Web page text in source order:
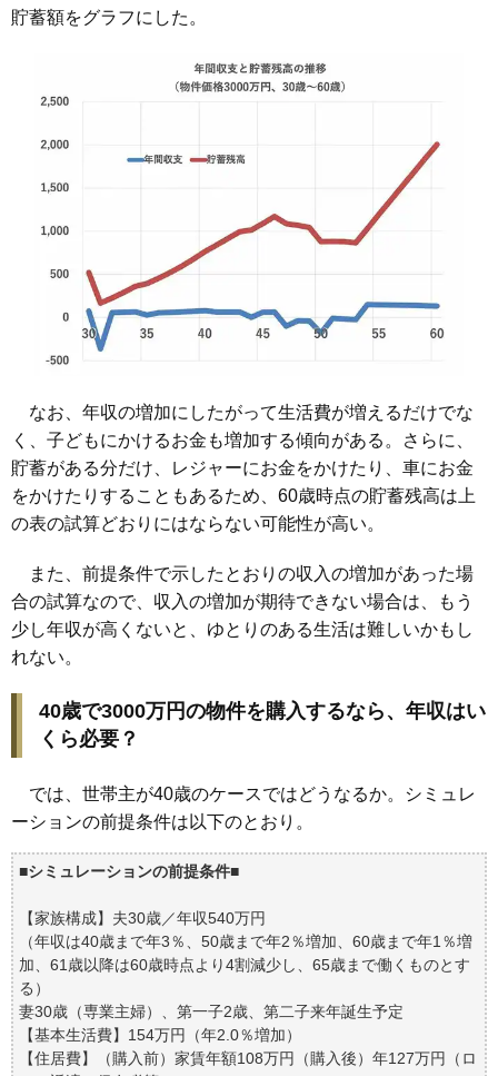
貯蓄額をグラフにした。
なお、年収の増加にしたがって生活費が増えるだけでな
く、子どもにかけるお金も増加する傾向がある。さらに、
貯蓄がある分だけ、レジャーにお金をかけたり、車にお金
をかけたりすることもあるため、60歳時点の貯蓄残高は上
の表の試算どおりにはならない可能性が高い。
また、前提条件で示したとおりの収入の増加があった場
合の試算なので、収入の増加が期待できない場合は、もう
少し年収が高くないと、ゆとりのある生活は難しいかもし
れない。
40歳で3000万円の物件を購入するなら、年収はい
くら必要？
では、世帯主が40歳のケースではどうなるか。シミュレ
ーションの前提条件は以下のとおり。
■シミュレーションの前提条件■
【家族構成】夫30歳／年収540万円
（年収は40歳まで年3％、50歳まで年2％増加、60歳まで年1％増
加、61歳以降は60歳時点より4割減少し、65歳まで働くものとす
る）
妻30歳（専業主婦）、第一子2歳、第二子来年誕生予定
【基本生活費】154万円（年2.0％増加）
【住居費】（購入前）家賃年額108万円（購入後）年127万円（ロ